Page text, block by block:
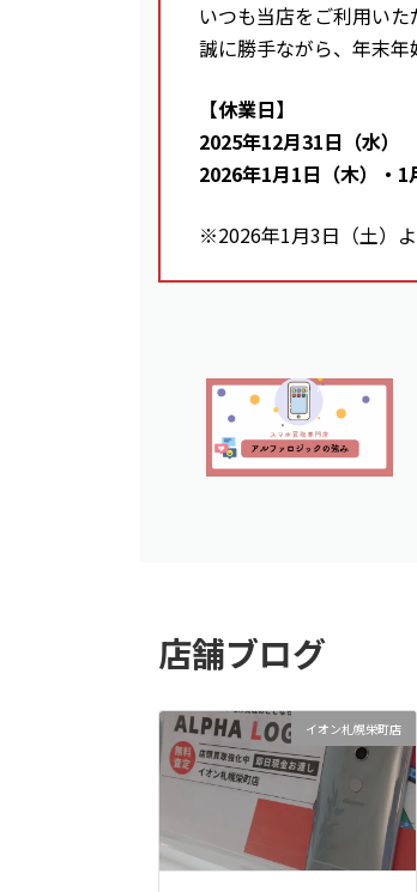
いつも当店をご利用いた
誠に勝手ながら、年末年
【休業日】
2025年12月31日（水）
2026年1月1日（木）・1
※2026年1月3日（土）よ
店舗ブログ
イオン札幌栄町店